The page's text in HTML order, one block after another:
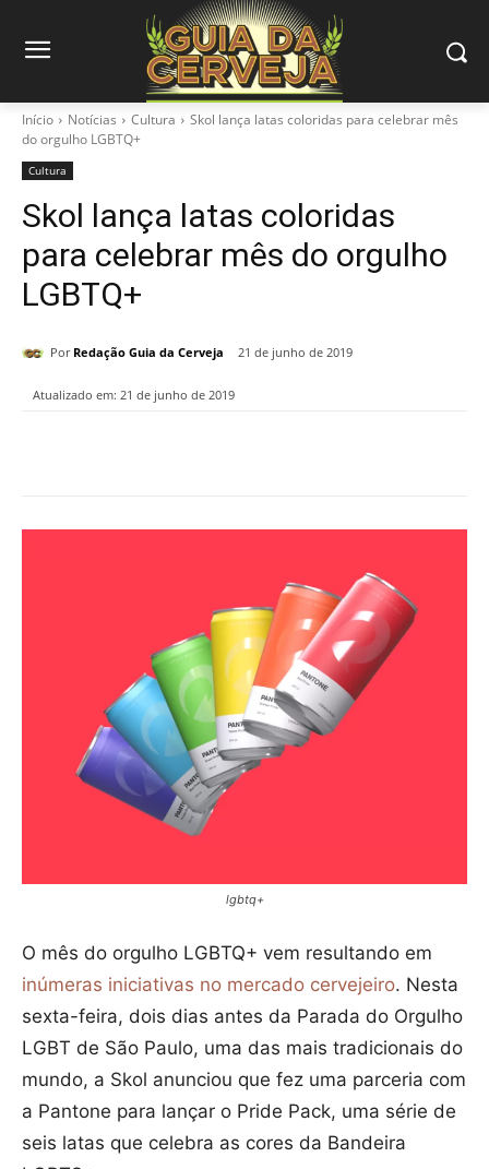
Início Notícias Cultura
Skol lança latas coloridas para celebrar mês
do orgulho LGBTQ+
Cultura
Skol lança latas coloridas
para celebrar mês do orgulho
LGBTQ+
Por Redação Guia da Cerveja 21 de junho de 2019
Atualizado em: 21 de junho de 2019
lgbtq+
O mês do orgulho LGBTQ+ vem resultando em
inúmeras iniciativas no mercado cervejeiro. Nesta
sexta-feira, dois dias antes da Parada do Orgulho
LGBT de São Paulo, uma das mais tradicionais do
mundo, a Skol anunciou que fez uma parceria com
a Pantone para lançar o Pride Pack, uma série de
seis latas que celebra as cores da Bandeira